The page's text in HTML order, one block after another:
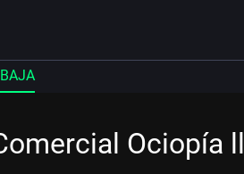
Ociopía